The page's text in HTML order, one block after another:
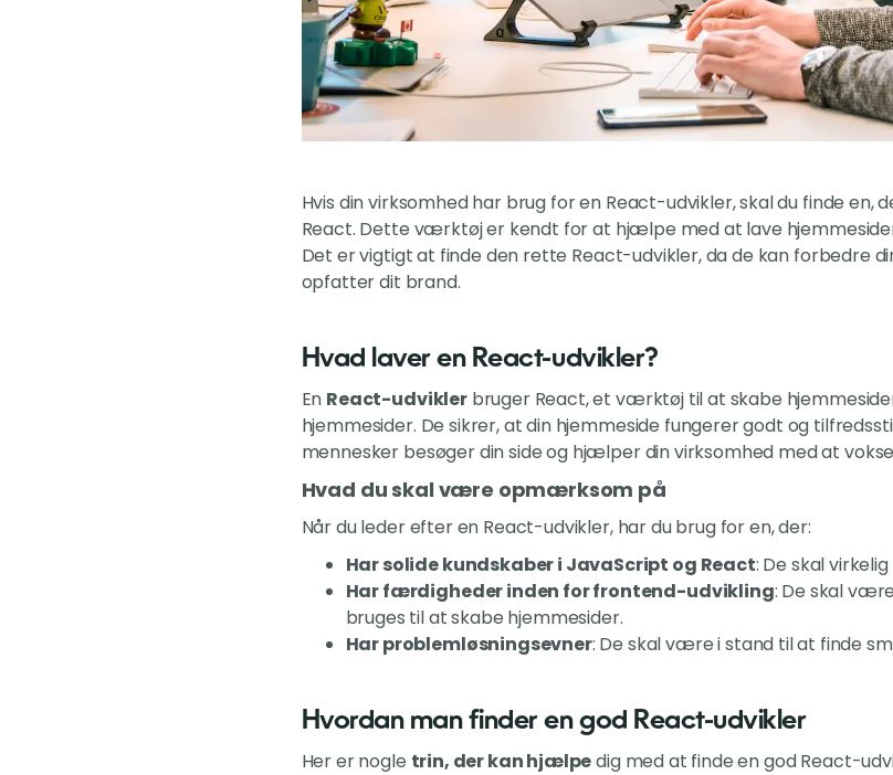
Hvis din virksomhed har brug for en React-udvikler, skal du finde en,
React. Dette værktøj er kendt for at hjælpe med at lave
Det er vigtigt at finde den rette React-udvikler, da de kan forbedre
opfatter dit brand.
Hvad laver en React-udvikler?
En React-udviklerbruger React, et værktøj til at skabe
hjemmesider. De sikrer, at din hjemmeside fungerer godt og
mennesker besøger din side og hjælper din virksomhed med at
Hvad du skal være opmærksom på
Når du leder efter en React-udvikler, har du brug for en, der:
Har solide kundskaber i JavaScript og React: De skal
Har færdigheder inden for frontend-udvikling: De skal
bruges til at skabe hjemmesider.
Har problemløsningsevner: De skal være i stand til at finde
Hvordan man finder en god React-udvikler
Her er nogle trin, der kan hjælpedig med at finde en god React-